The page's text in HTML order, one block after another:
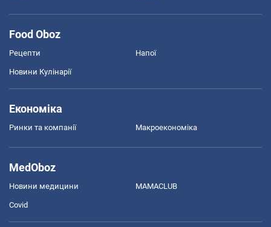
Food Oboz
Рецепти Напої
Новини Кулінарії
Економіка
Ринки та компанії Макроекономіка
MedOboz
Новини медицини MAMACLUB
Covid